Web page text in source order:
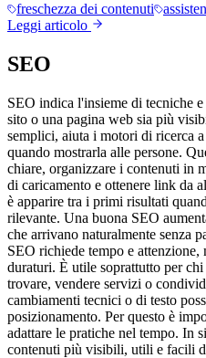
freschezza dei contenuti
Leggi articolo
SEO
SEO indica l'insieme di tecniche
sito o una pagina web sia più
semplici, aiuta i motori di ricerca
quando mostrarla alle persone.
chiare, organizzare i contenuti in
di caricamento e ottenere link da
è apparire tra i primi risultati
rilevante. Una buona SEO
che arrivano naturalmente senza
SEO richiede tempo e attenzione,
duraturi. È utile soprattutto per
trovare, vendere servizi o
cambiamenti tecnici o di testo
posizionamento. Per questo è
adattare le pratiche nel tempo. In
contenuti più visibili, utili e facili